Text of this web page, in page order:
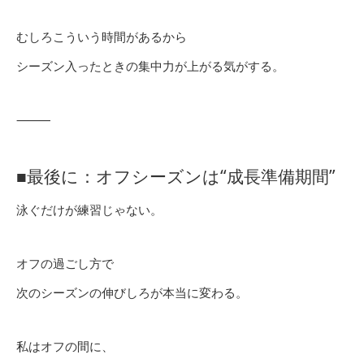
むしろこういう時間があるから
シーズン入ったときの集中力が上がる気がする。
⸻
■最後に：オフシーズンは“成長準備期間”
泳ぐだけが練習じゃない。
オフの過ごし方で
次のシーズンの伸びしろが本当に変わる。
私はオフの間に、